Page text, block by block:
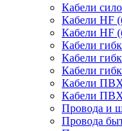
Кабели
Кабели HF
Кабели HF
Кабели
Кабели
Кабели
Кабели
Кабели ПВХ
Провода и
Провода